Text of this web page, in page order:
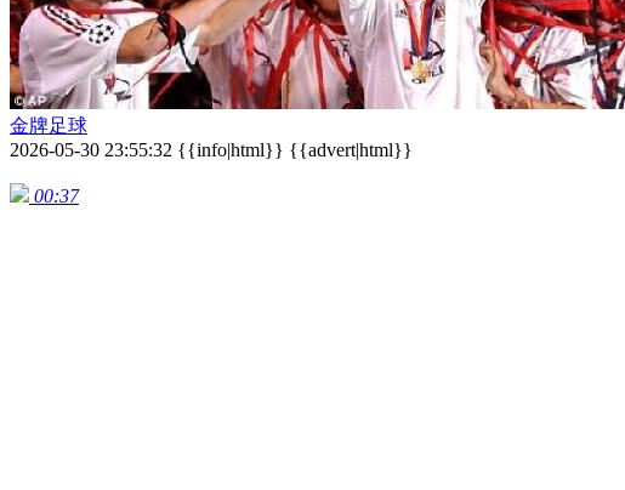
金牌足球
2026-05-30 23:55:32 {{info|html}} {{advert|html}}
00:37